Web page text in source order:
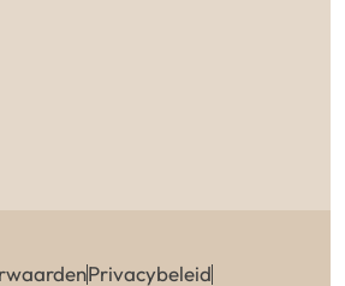
Privacybeleid